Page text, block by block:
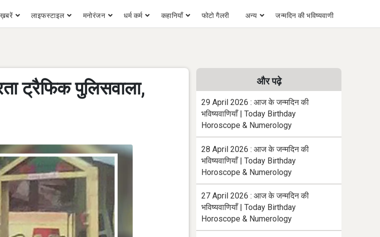
लाइफस्टाइल मनोरंजन धर्म कर्म कहानियाँ फोटो गैलरी अन्य जन्मदिन की भविष्यवाणी
ट्रैफिक पुलिसवाला,
और पढ़े
29 April 2026 : आज के जन्मदिन की
भविष्यवाणियाँ | Today Birthday
Horoscope & Numerology
28 April 2026 : आज के जन्मदिन की
भविष्यवाणियाँ | Today Birthday
Horoscope & Numerology
27 April 2026 : आज के जन्मदिन की
भविष्यवाणियाँ | Today Birthday
Horoscope & Numerology